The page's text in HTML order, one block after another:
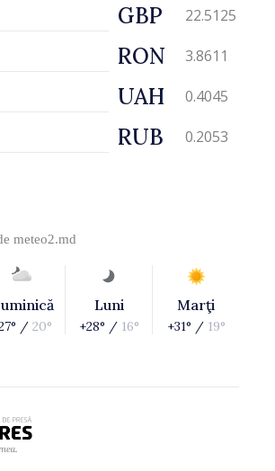
GBP 22.5125
RON 3.8611
UAH 0.4045
RUB 0.2053
meteo2.md
/ 20°
Luni
+28° / 16°
Marţi
+31° / 19°